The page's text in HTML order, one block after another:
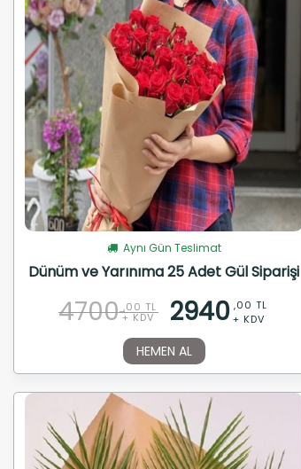
Aynı Gün Teslimat
Dünüm ve Yarınıma 25 Adet Gül Siparişi
4700 ,00 TL
+ KDV 2940 ,00 TL
+ KDV
HEMEN AL